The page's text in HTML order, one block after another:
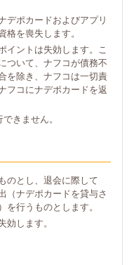
デポカードおよびアプリ
格を喪失します。
イントは失効します。こ
ついて、ナフコが債務不
を除き、ナフコは一切責
フコにナデポカードを返
きません。
のとし、退会に際して
（ナデポカードを貸与さ
を行うものとします。
効します。